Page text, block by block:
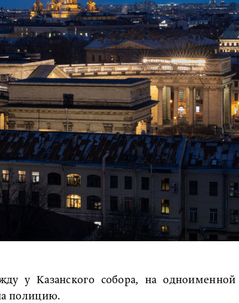
у Казанского собора, на одноименной
полицию.